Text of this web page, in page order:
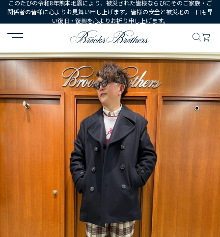
このたびの令和8年熊本地震により、被災された皆様ならびにそのご家族・ご
関係者の皆様に心よりお見舞い申し上げます。皆様の安全と被災地の一日も早
い復旧・復興を心よりお祈り申し上げます。
HOME コーディネート コーディネート詳細